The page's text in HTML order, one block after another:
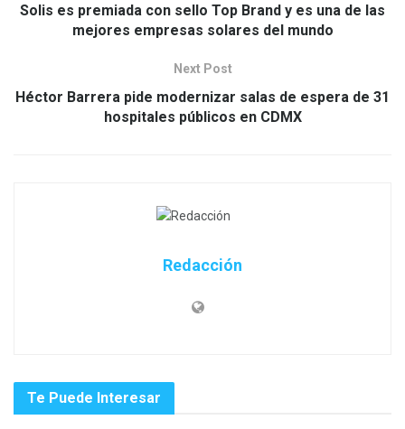
Solis es premiada con sello Top Brand y es una de las
mejores empresas solares del mundo
Next Post
Héctor Barrera pide modernizar salas de espera de 31
hospitales públicos en CDMX
Redacción
Te Puede Interesar